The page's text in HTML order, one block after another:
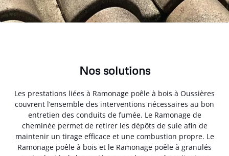
Nos solutions
Les prestations liées à Ramonage poêle à bois à Oussières
couvrent l’ensemble des interventions nécessaires au bon
entretien des conduits de fumée. Le Ramonage de
cheminée permet de retirer les dépôts de suie afin de
maintenir un tirage efficace et une combustion propre. Le
Ramonage poêle à bois et le Ramonage poêle à granulés